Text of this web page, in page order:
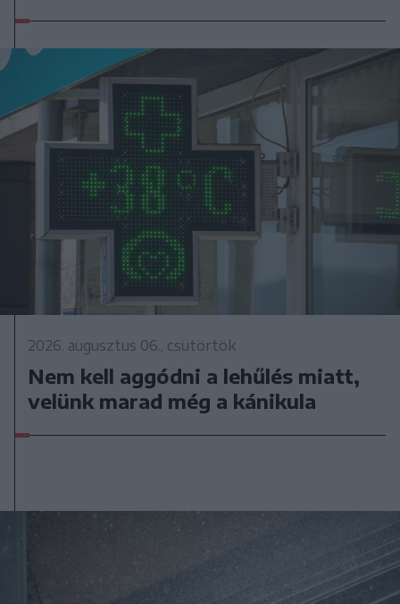
2026. augusztus 06., csütörtök
Nem kell aggódni a lehűlés miatt,
velünk marad még a kánikula